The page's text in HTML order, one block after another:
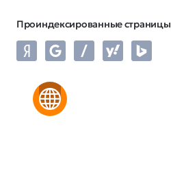
Проиндексированные страницы